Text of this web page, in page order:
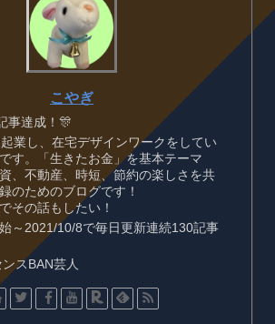
こやぎ
事達成！🎊
業し、在宅デザインワークをしてい
す。「生きたお金」を基本テーマ
、不動産、時短、節約の楽しさを共
のためのブログです！
その話もしたい！
～2021/10/8で毎日更新連続130記事
スBAN芸人